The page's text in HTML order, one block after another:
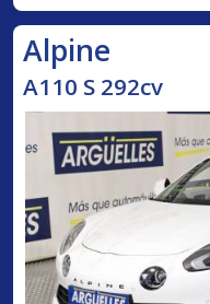
Alpine
A110 S 292cv